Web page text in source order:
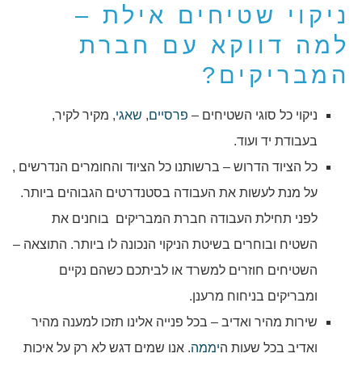
ניקוי שטיחים אילת –
למה דווקא עם חברת
המבריקים?
ניקוי כל סוגי השטיחים – פרסיים, שאגי, מקיר לקיר,
בעבודת יד ועוד.
כל הציוד הדרוש – ברשותנו כל הציוד והחומרים הנדרשים ,
על מנת לעשות את העבודה בסטנדרטים הגבוהים ביותר.
לפני תחילת העבודה חברת המבריקים בוחנים את
השטיח ובוחרים בשיטת הניקוי הנכונה לו ביותר. התוצאה –
השטיחים חוזרים למשרד או לביתכם כשהם נקיים
ומבריקים בניחוח מרענן.
שירות מהיר ואדיב – בכל פנייה אלינו תזכו למענה מהיר
ואדיב בכל שעות היממה. אנו שמים דגש לא רק על איכות